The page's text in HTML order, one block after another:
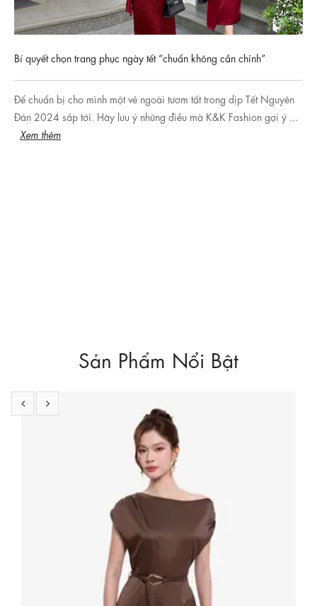
Bí quyết chọn trang phục ngày tết “chuẩn không cần chỉnh”
Để chuẩn bị cho mình một vẻ ngoài tươm tất trong dịp Tết Nguyên
Đán 2024 sắp tới. Hãy lưu ý những điều mà K&K Fashion gợi ý ...
Xem thêm
Sản Phẩm Nổi Bật